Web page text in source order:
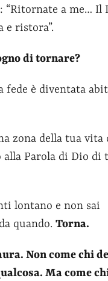
“Ritornate a me… Il
e ristora”.
di tornare?
fede è diventata
zona della tua vita
Parola di Dio di
lontano e non sai
quando. Torna.
Non come chi
Ma come